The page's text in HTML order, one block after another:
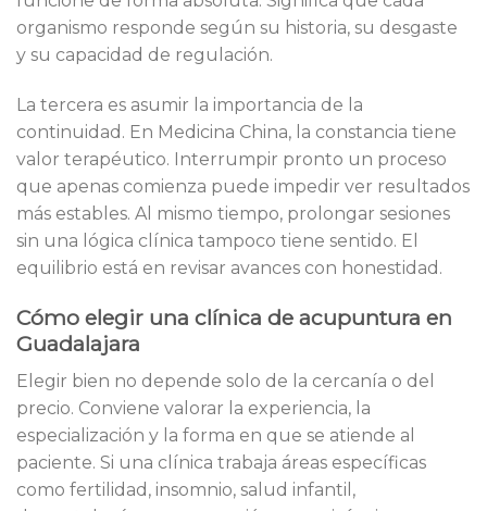
organismo responde según su historia, su desgaste
y su capacidad de regulación.
La tercera es asumir la importancia de la
continuidad. En Medicina China, la constancia tiene
valor terapéutico. Interrumpir pronto un proceso
que apenas comienza puede impedir ver resultados
más estables. Al mismo tiempo, prolongar sesiones
sin una lógica clínica tampoco tiene sentido. El
equilibrio está en revisar avances con honestidad.
Cómo elegir una clínica de acupuntura en
Guadalajara
Elegir bien no depende solo de la cercanía o del
precio. Conviene valorar la experiencia, la
especialización y la forma en que se atiende al
paciente. Si una clínica trabaja áreas específicas
como fertilidad, insomnio, salud infantil,